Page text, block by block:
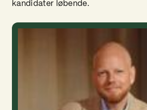
kandidater løbende.